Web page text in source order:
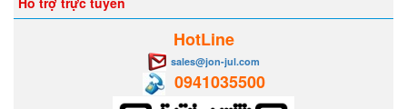
AUTEC
HotLine
sales@jon-jul.com
0941035500